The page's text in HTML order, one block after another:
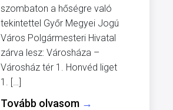
szombaton a hőségre való
tekintettel Győr Megyei Jogú
Város Polgármesteri Hivatal
zárva lesz: Városháza –
Városház tér 1. Honvéd liget
1. […]
Tovább olvasom →